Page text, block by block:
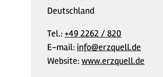
Deutschland
Tel.:+49 2262 / 820
E-mail: info@erzquell.de
Website:www.erzquell.de